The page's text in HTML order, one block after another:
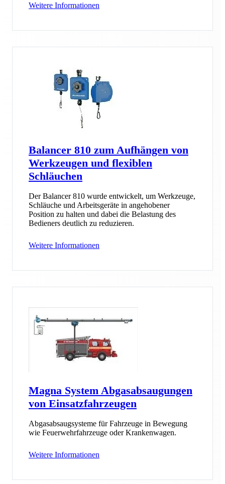
Weitere Informationen
Balancer 810 zum Aufhängen von
Werkzeugen und flexiblen
Schläuchen
Der Balancer 810 wurde entwickelt, um Werkzeuge,
Schläuche und Arbeitsgeräte in angehobener
Position zu halten und dabei die Belastung des
Bedieners deutlich zu reduzieren.
Weitere Informationen
Magna System Abgasabsaugungen
von Einsatzfahrzeugen
Abgasabsaugsysteme für Fahrzeuge in Bewegung
wie Feuerwehrfahrzeuge oder Krankenwagen.
Weitere Informationen